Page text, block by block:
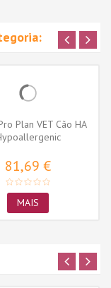
Plan VET Cão HA
81,69 €
MAIS